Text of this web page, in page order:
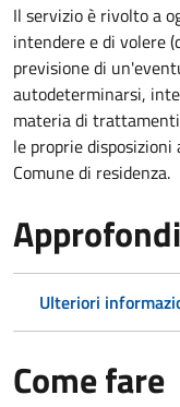
Il servizio è rivolto a
intendere e di volere
previsione di
autodeterminarsi,
materia di
le proprie
Comune di residenza.
Ulteriori
Come fare